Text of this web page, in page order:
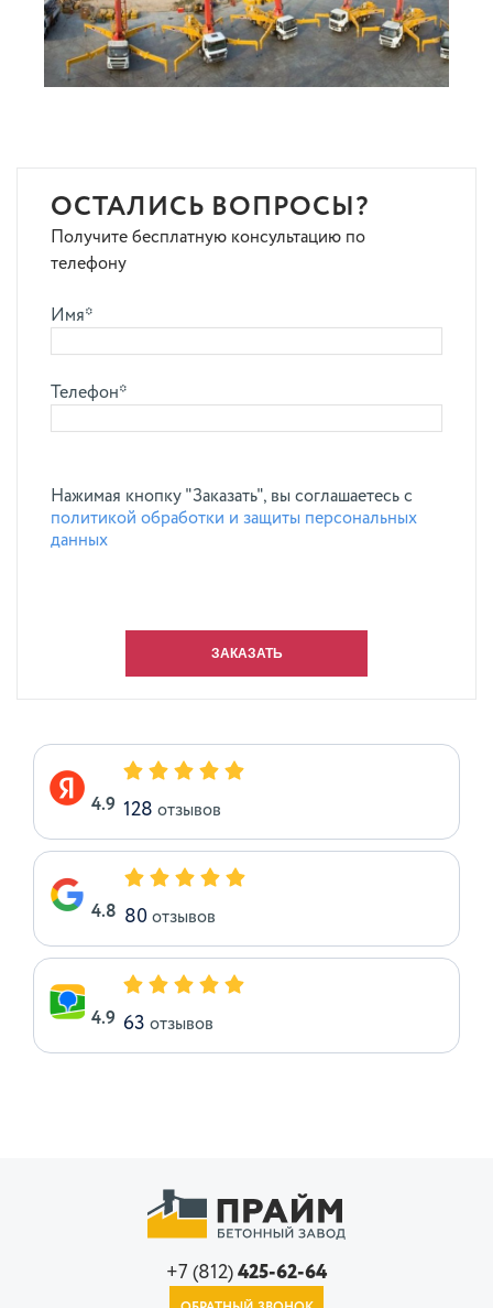
ОСТАЛИСЬ ВОПРОСЫ?
Получите бесплатную консультацию по
телефону
Имя*
Телефон*
Нажимая кнопку "Заказать", вы соглашаетесь с
политикой обработки и защиты персональных
данных
4.9 128 отзывов
4.8 80 отзывов
4.9 63 отзывов
+7 (812) 425-62-64